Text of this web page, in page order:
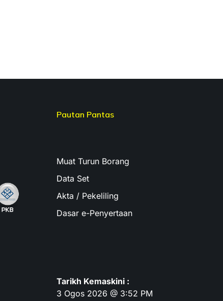
Pautan Pantas
Muat Turun Borang
Data Set
Akta / Pekeliling
Dasar e-Penyertaan
Tarikh Kemaskini :
3 Ogos 2026 @ 3:52 PM